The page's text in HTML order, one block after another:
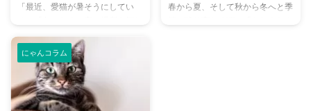
てくる確率は高いと言われていま
い知識を持って、冷静に対処する
...
深まるかもしれません。 この記
「最近、愛猫が暑そうにしてい
て丸まっている」そんな様子に気
づいたことはありませんか？ 私
たち人間と同じように、猫にとっ
ても快適な室温は健康維持のため
に欠かせない要素です。特に、日
本の四季は温度変化が激しいた
春から夏、そして秋から冬へと季
にゃんコラム